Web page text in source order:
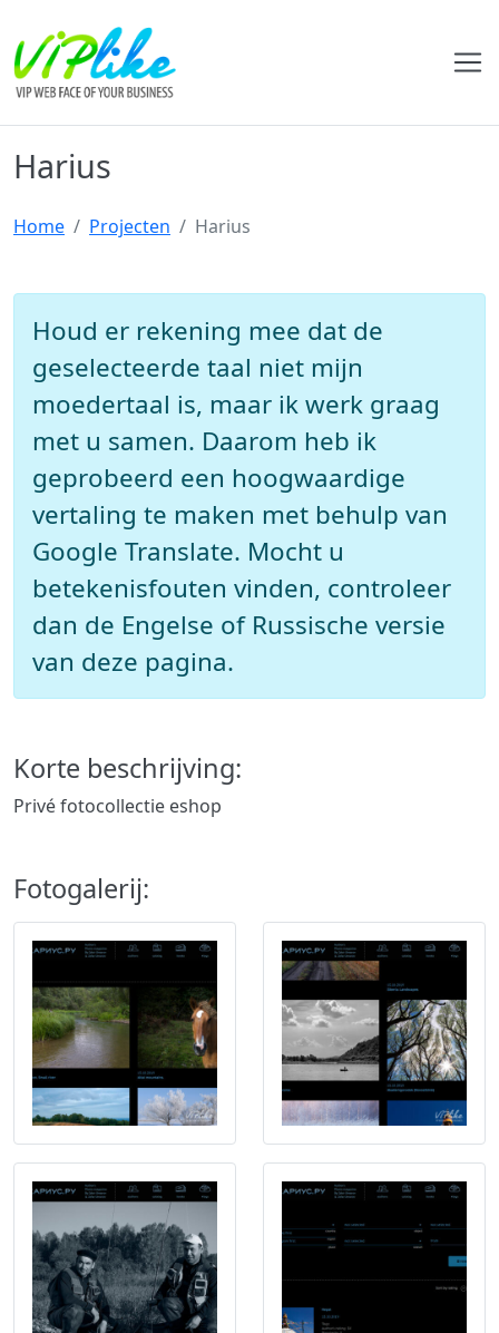
Harius
Home Projecten Harius
Houd er rekening mee dat de
geselecteerde taal niet mijn
moedertaal is, maar ik werk graag
met u samen. Daarom heb ik
geprobeerd een hoogwaardige
vertaling te maken met behulp van
Google Translate. Mocht u
betekenisfouten vinden, controleer
dan de Engelse of Russische versie
van deze pagina.
Korte beschrijving:
Privé fotocollectie eshop
Fotogalerij: